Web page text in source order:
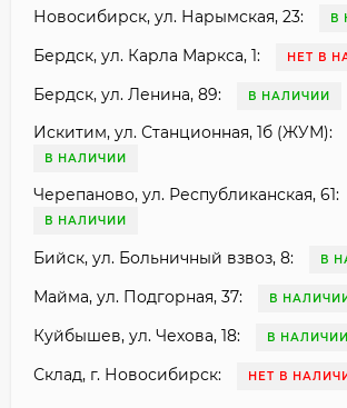
Новосибирск, ул. Нарымская, 23: В
Бердск, ул. Карла Маркса, 1: НЕТ В
Бердск, ул. Ленина, 89: В НАЛИЧИИ
Искитим, ул. Станционная, 1б (ЖУМ):
В НАЛИЧИИ
Черепаново, ул. Республиканская, 61:
В НАЛИЧИИ
Бийск, ул. Больничный взвоз, 8: В
Майма, ул. Подгорная, 37: В НАЛИЧИИ
Куйбышев, ул. Чехова, 18: В НАЛИЧИИ
Склад, г. Новосибирск: НЕТ В